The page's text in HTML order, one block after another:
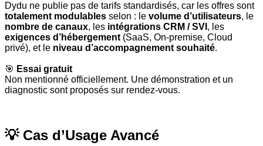
Dydu ne publie pas de tarifs standardisés, car les offres sont
totalement modulables selon : le volume d’utilisateurs, le
nombre de canaux, les intégrations CRM / SVI , les
exigences d’hébergement (SaaS, On-premise, Cloud
privé), et le niveau d’accompagnement souhaité.
🎯 Essai gratuit
Non mentionné officiellement. Une démonstration et un
diagnostic sont proposés sur rendez-vous.
💡 Cas d’Usage Avancé